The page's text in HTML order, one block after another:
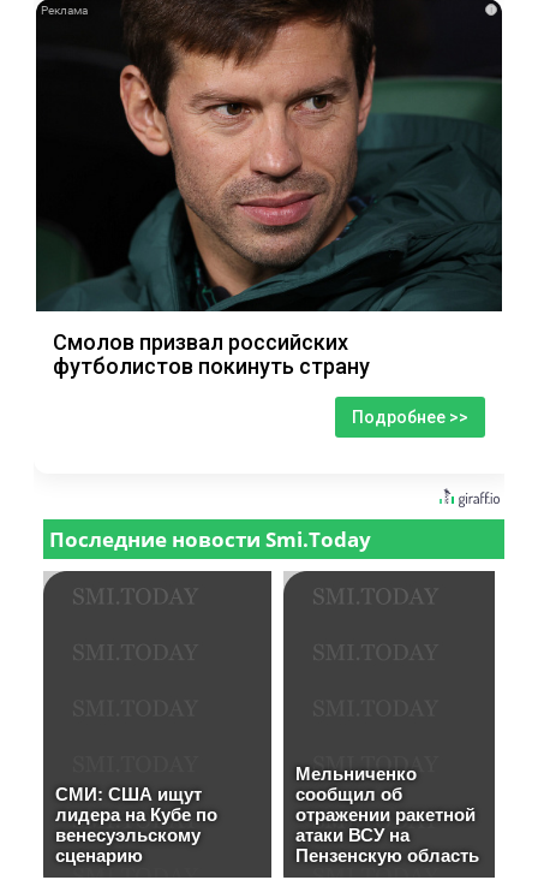
i
Смолов призвал российских
футболистов покинуть страну
Подробнее >>